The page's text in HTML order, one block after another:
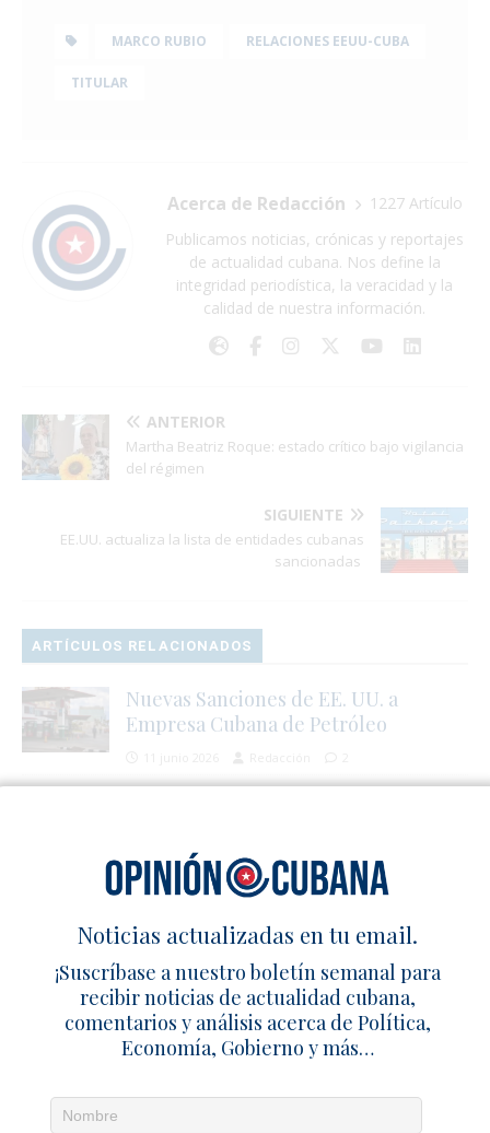
MARCO RUBIO RELACIONES EEUU-CUBA
TITULAR
Acerca de Redacción
1227 Artículo
Publicamos noticias, crónicas y reportajes
de actualidad cubana. Nos define la
integridad periodística, la veracidad y la
calidad de nuestra información.
ANTERIOR
Martha Beatriz Roque: estado crítico bajo vigilancia
del régimen
SIGUIENTE
EE.UU. actualiza la lista de entidades cubanas
sancionadas
ARTÍCULOS RELACIONADOS
Nuevas Sanciones de EE. UU. a
Empresa Cubana de Petróleo
23 abril 2025 Redacción 1
Norteamericanos sufren graves
lesiones cerebrales por ataques con
microondas rusos
21 mayo 2021 Redacción 0
SÉ EL PRIMERO EN COMENTAR
Deja un comentario
Noticias actualizadas en tu email.
¡Suscríbase a nuestro boletín semanal para
recibir noticias de actualidad cubana,
comentarios y análisis acerca de Política,
Economía, Gobierno y más…